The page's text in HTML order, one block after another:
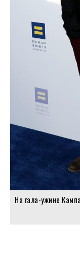
На гала-ужине